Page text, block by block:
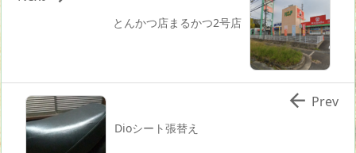
とんかつ店まるかつ2号店
Dioシート張替え
 Prev